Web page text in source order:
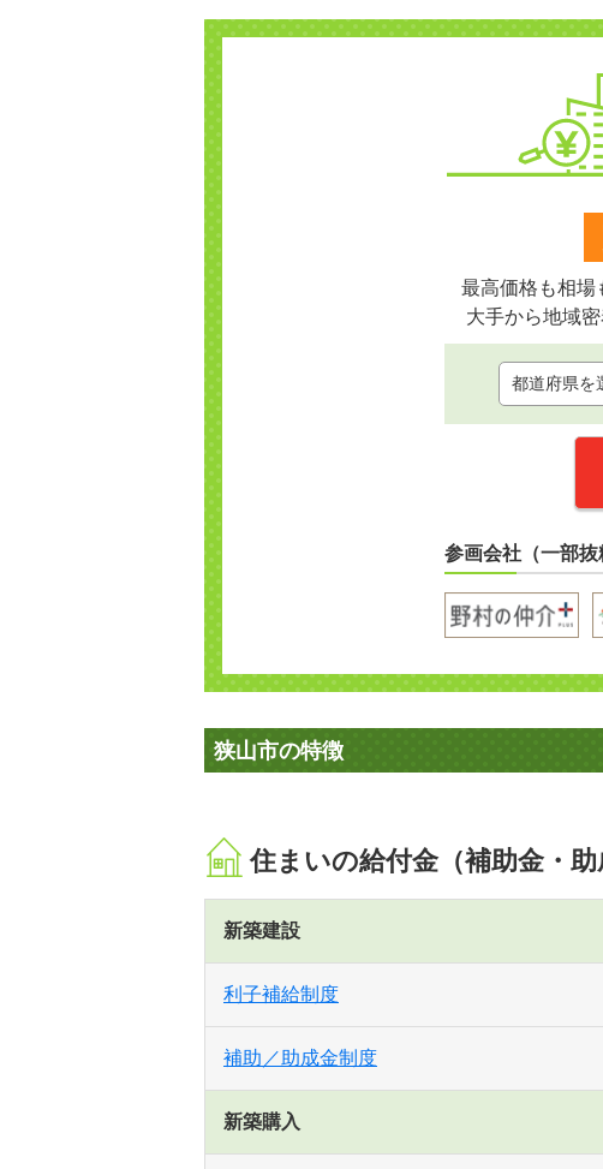
最高価格も相場
大手から地域密
参画会社（一部抜
狭山市の特徴
住まいの給付金（補助金・助
新築建設
利子補給制度
補助／助成金制度
新築購入